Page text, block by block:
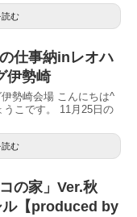
む
仕事納inレオハ
伊勢崎
勢崎会場 こんにちは^
こです。 11月25日の
む
の家」Ver.秋
ル【produced by